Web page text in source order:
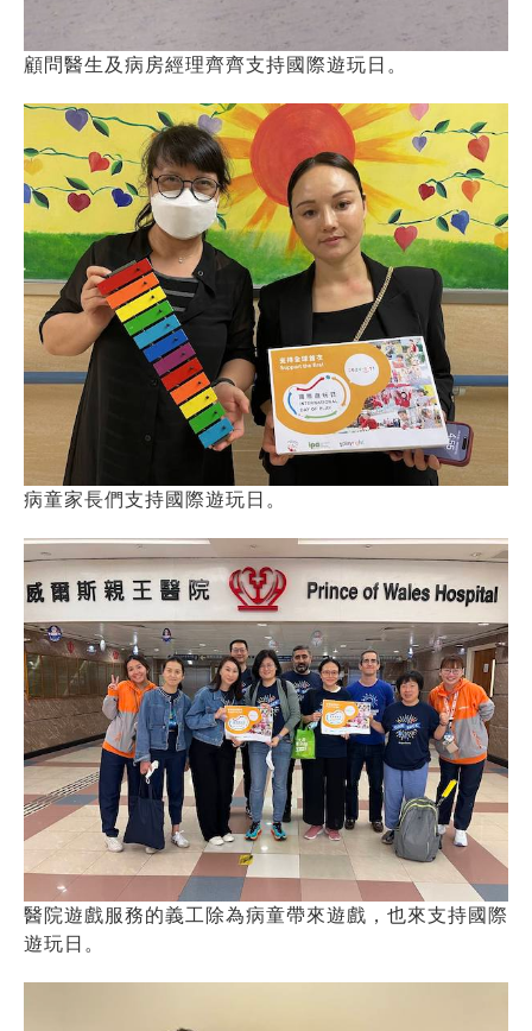
顧問醫生及病房經理齊齊支持國際遊玩日。
病童家長們支持國際遊玩日。
醫院遊戲服務的義工除為病童帶來遊戲，也來支持國際
遊玩日。